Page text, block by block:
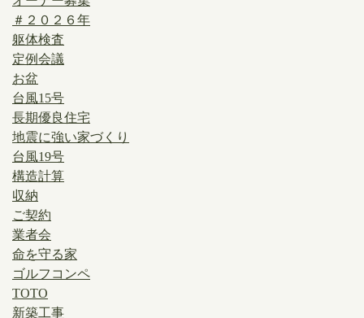
＃２０２６年
躯体検査
定例会議
お盆
台風15号
長期優良住宅
地震に強い家づくり
台風19号
構造計算
収納
ご契約
業者会
命を守る家
ゴルフコンペ
TOTO
新築工事